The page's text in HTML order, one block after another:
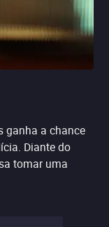
ganha a chance
Diante do
tomar uma